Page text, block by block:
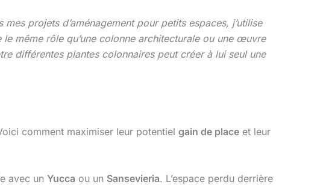
mes projets d’aménagement pour petits espaces, j’utilise
même rôle qu’une colonne architecturale ou une œuvre
différentes plantes colonnaires peut créer à lui seul une
comment maximiser leur potentiel gain de place et leur
avec un Yucca ou un Sansevieria. L’espace perdu derrière